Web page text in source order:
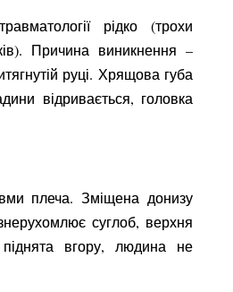
рідко (трохи
Причина виникнення –
руці. Хрящова губа
відривається, головка
плеча. Зміщена донизу
суглоб, верхня
піднята вгору, людина не